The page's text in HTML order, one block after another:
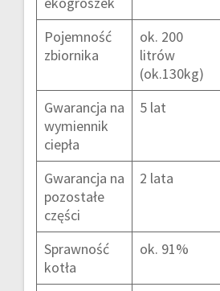
Pojemność
zbiornika
ok. 200
litrów
(ok.130kg)
Gwarancja na
wymiennik
ciepła
5 lat
Gwarancja na
pozostałe
części
2 lata
Sprawność
kotła
ok. 91%